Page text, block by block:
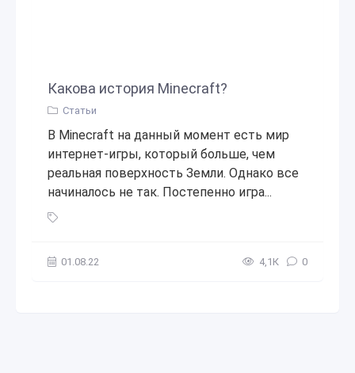
Какова история Minecraft?
Статьи
В Minecraft на данный момент есть мир
интернет-игры, который больше, чем
реальная поверхность Земли. Однако все
начиналось не так. Постепенно игра...
01.08.22 4,1К 0